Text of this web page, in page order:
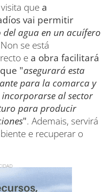
que a
vai permitir
agua en un acuífero
se está
e a obra facilitará
"asegurará esta
para la comarca y
al sector
para producir
". Ademais, servirá
e recuperar o